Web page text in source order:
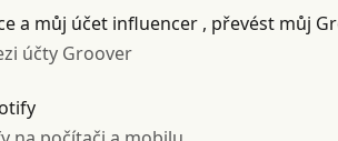
a můj účet influencer , převést můj
účty Groover